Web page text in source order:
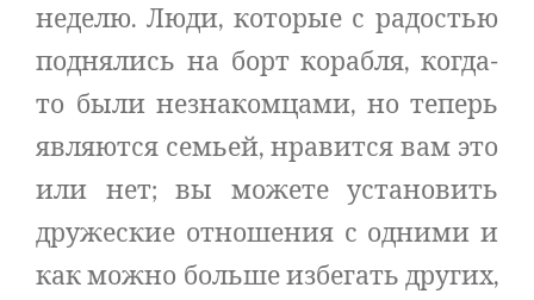
неделю. Люди, которые с радостью
поднялись на борт корабля, когда-
то были незнакомцами, но теперь
являются семьей, нравится вам это
или нет; вы можете установить
дружеские отношения с одними и
как можно больше избегать других,